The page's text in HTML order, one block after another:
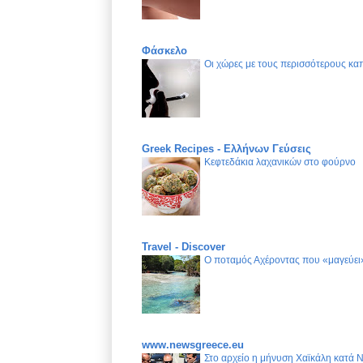
Φάσκελο
Οι χώρες με τους περισσότερους
Greek Recipes - Ελλήνων Γεύσεις
Κεφτεδάκια λαχανικών στο φούρνο
Travel - Discover
Ο ποταμός Αχέροντας που
www.newsgreece.eu
Στο αρχείο η μήνυση Χαϊκάλη κατά